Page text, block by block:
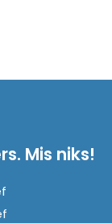
Mis niks!